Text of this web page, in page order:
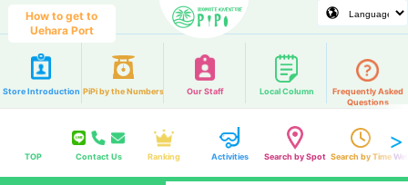
How to get to
Uehara Port
Store Introduction PiPi by the Numbers Our Staff Local Column
Frequently Asked
Questions
TOP Contact Us Ranking Activities Search by Spot Search by Time